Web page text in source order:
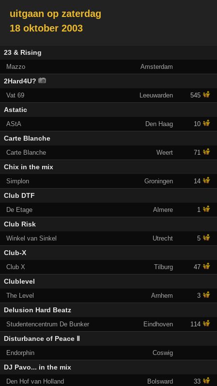
uitgaan op zaterdag
18 oktober 2003
23 & Rising
Mazzo Amsterdam
2Hard4U?
Vat 69 Leeuwarden 545
Astatic
AStA Den Haag 10
Carte Blanche
Carte Blanche Weert 71
Chix in the mix
Simplon Groningen 14
Club DTF
De Etage Almere 1
Club Risk
Winkel van Sinkel Utrecht 5
Club-X
Club X Tilburg 47
Clublevel
The Level Arnhem 3
Delusion Hard Beatz
Studentencentrum De Bunker Eindhoven 114
Disturbance of Peace Ⅱ
Endorphin Coswig
DJ Pavo... in the mix
Den Hof van Holland Bolsward 33